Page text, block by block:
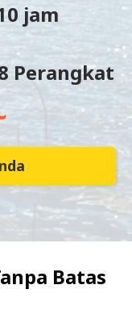
jam
Perangkat
Batas